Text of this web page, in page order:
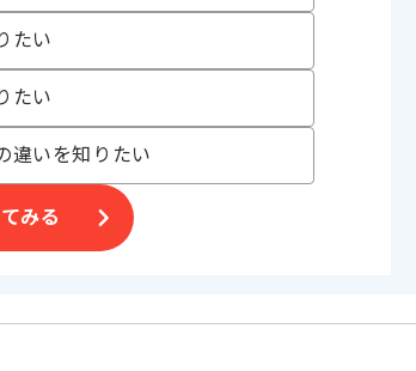
たい
たい
違いを知りたい
みる